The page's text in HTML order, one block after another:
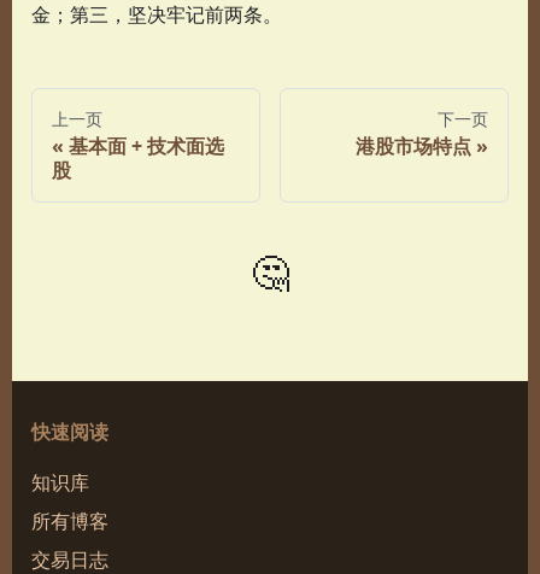
金；第三，坚决牢记前两条。
上一页
基本面 + 技术面选
股
下一页
港股市场特点
🤔
快速阅读
知识库
所有博客
交易日志